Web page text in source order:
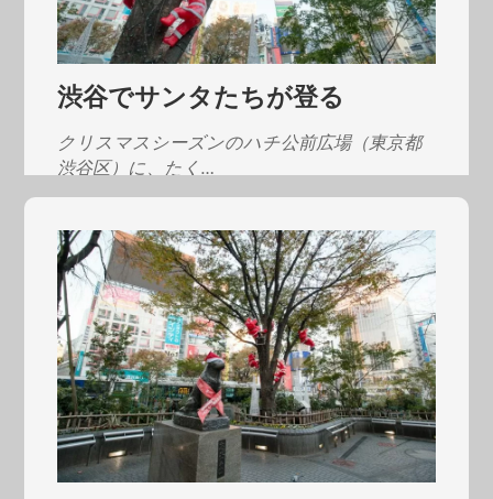
渋谷でサンタたちが登る
クリスマスシーズンのハチ公前広場（東京都
渋谷区）に、たく…